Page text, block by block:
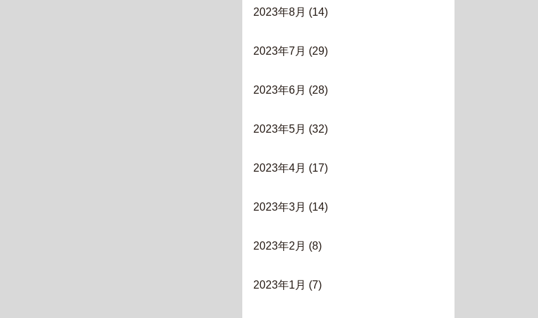
2023年8月 (14)
2023年7月 (29)
2023年6月 (28)
2023年5月 (32)
2023年4月 (17)
2023年3月 (14)
2023年2月 (8)
2023年1月 (7)